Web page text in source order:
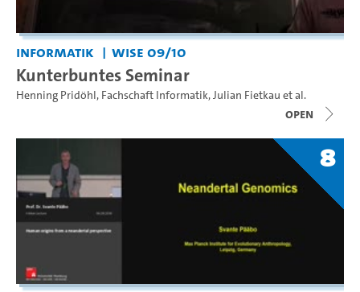
Informatik WiSe 09/10
Kunterbuntes Seminar
Henning Pridöhl, Fachschaft Informatik,Julian Fietkau et al.
open
8